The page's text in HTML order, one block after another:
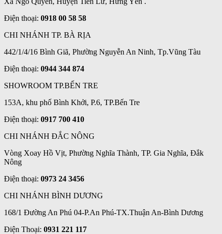
Điện thoại: 0918 00 58 58
CHI NHÁNH TP. BÀ RỊA
442/1/4/16 Bình Giã, Phường Nguyễn An Ninh, Tp.Vũng Tàu
Điện thoại: 0944 344 874
SHOWROOM TP.BẾN TRE
153A, khu phố Bình Khởi, P.6, TP.Bến Tre
Điện thoại: 0917 700 410
CHI NHÁNH ĐẮC NÔNG
Vòng Xoay Hồ Vịt, Phường Nghĩa Thành, TP. Gia Nghĩa, Đắk
Nông
Điện thoại: 0973 24 3456
CHI NHÁNH BÌNH DƯƠNG
168/1 Đường An Phú 04-P.An Phú-TX.Thuận An-Bình Dương
Điện Thoại: 0931 221 117